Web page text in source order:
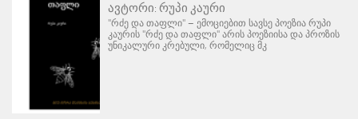
ავტორი: რუპი კაური
"რძე და თაფლი" – ემოციებით სავსე პოეზია რუპი
კაურის "რძე და თაფლი" არის პოეზიისა და პროზის
უნიკალური კრებული, რომელიც მკ